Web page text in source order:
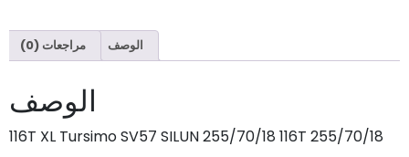
الوصف مراجعات (0)
الوصف
255/70/18 116T XL Tursimo SV57 SILUN 255/70/18 116T